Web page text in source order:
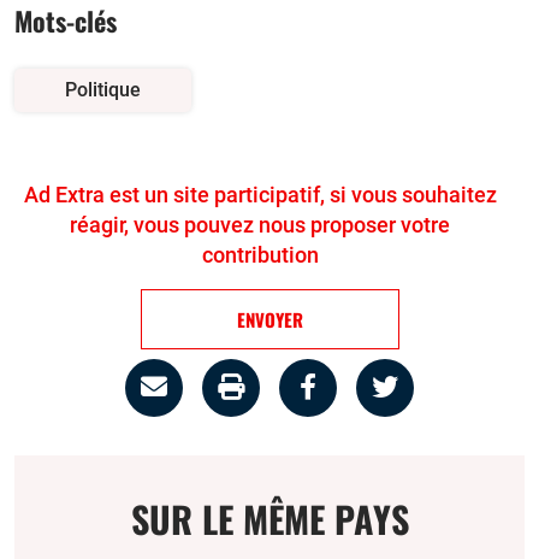
Mots-clés
Politique
Ad Extra est un site participatif, si vous souhaitez
réagir, vous pouvez nous proposer votre
contribution
ENVOYER
Partage
par
ImprimerPartager
sur
Partager
SUR LE MÊME PAYS